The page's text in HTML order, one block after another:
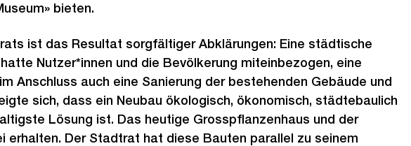
bieten.
ist das Resultat sorgfältiger Abklärungen: Eine städtische
Nutzer*innen und die Bevölkerung miteinbezogen, eine
Anschluss auch eine Sanierung der bestehenden Gebäude und
sich, dass ein Neubau ökologisch, ökonomisch, städtebaulich
Lösung ist. Das heutige Grosspflanzenhaus und der
erhalten. Der Stadtrat hat diese Bauten parallel zu seinem